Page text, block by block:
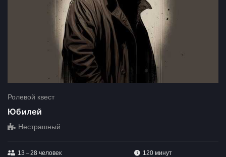
Ролевой квест
Юбилей
Нестрашный
13 – 28 человек
120 минут